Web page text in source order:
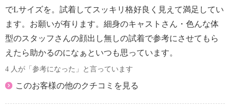
でLサイズを。試着してスッキリ格好良く見えて満足してい
ます。お願いが有ります。細身のキャストさん・色んな体
型のスタッフさんの顔出し無しの試着で参考にさせてもら
えたら助かるのになぁといつも思っています。
4 人が「参考になった」と言っています
このお客様の他のクチコミを見る